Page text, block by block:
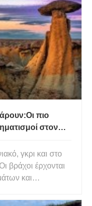
πιο
στον
γκρι και στο
βράχοι έρχονται
και
της γεωλογικής